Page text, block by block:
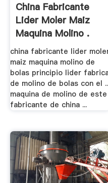
China Fabricante
Lider Moler Maiz
Maquina Molino .
china fabricante lider
maiz maquina molino de
bolas principio lider
de molino de bolas con el
maquina de molino de este
fabricante de china ...